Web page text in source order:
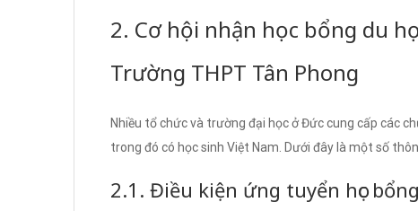
2. Cơ hội nhận học bổng du
Trường THPT Tân Phong
Nhiều tổ chức và trường đại học ở Đức cung cấp các
trong đó có học sinh Việt Nam. Dưới đây là một số
2.1. Điều kiện ứng tuyển học bổng